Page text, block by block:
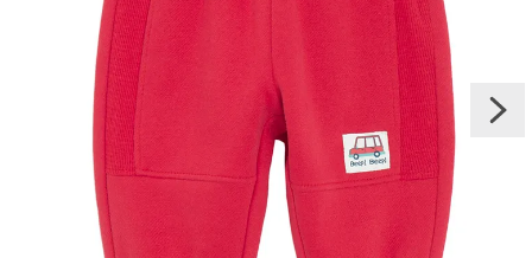
Dupa schimbarea tarii, unele produse pot fi eliminate din cos
Confirma